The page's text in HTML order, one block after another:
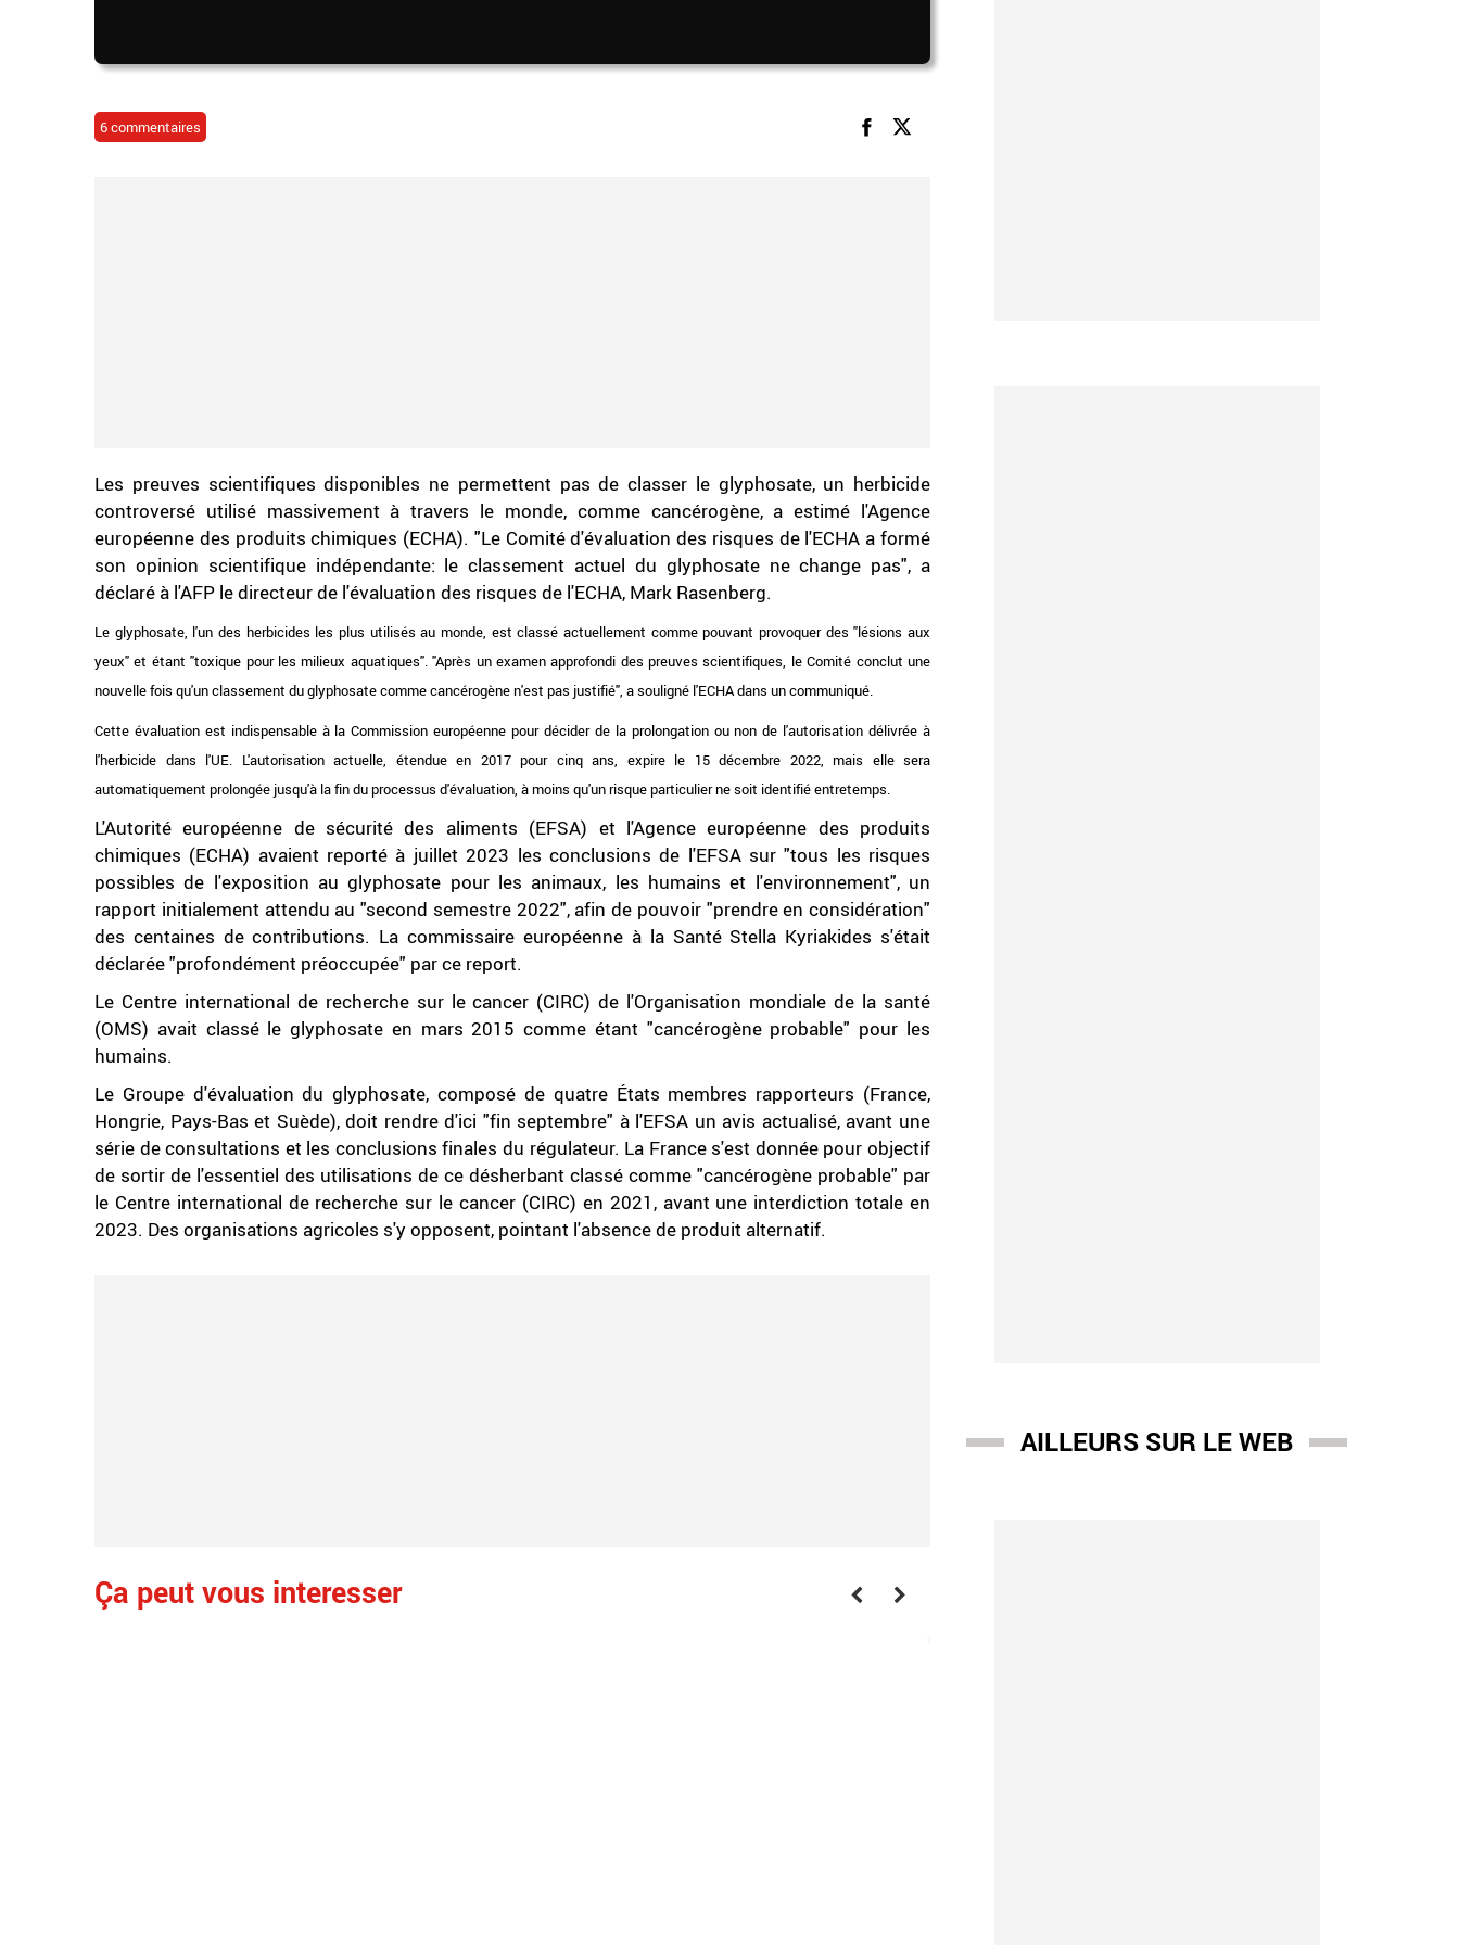
6 commentaires
Les preuves scientifiques disponibles ne permettent pas de classer le glyphosate, un herbicide
controversé utilisé massivement à travers le monde, comme cancérogène, a estimé l'Agence
européenne des produits chimiques (ECHA). "Le Comité d'évaluation des risques de l'ECHA a formé
son opinion scientifique indépendante: le classement actuel du glyphosate ne change pas", a
déclaré à l'AFP le directeur de l'évaluation des risques de l'ECHA, Mark Rasenberg.
Le glyphosate, l'un des herbicides les plus utilisés au monde, est classé actuellement comme pouvant provoquer des "lésions aux
yeux" et étant "toxique pour les milieux aquatiques". "Après un examen approfondi des preuves scientifiques, le Comité conclut une
nouvelle fois qu'un classement du glyphosate comme cancérogène n'est pas justifié", a souligné l'ECHA dans un communiqué.
Cette évaluation est indispensable à la Commission européenne pour décider de la prolongation ou non de l'autorisation délivrée à
l'herbicide dans l'UE. L'autorisation actuelle, étendue en 2017 pour cinq ans, expire le 15 décembre 2022, mais elle sera
automatiquement prolongée jusqu'à la fin du processus d'évaluation, à moins qu'un risque particulier ne soit identifié entretemps.
L'Autorité européenne de sécurité des aliments (EFSA) et l'Agence européenne des produits
chimiques (ECHA) avaient reporté à juillet 2023 les conclusions de l'EFSA sur "tous les risques
possibles de l'exposition au glyphosate pour les animaux, les humains et l'environnement", un
rapport initialement attendu au "second semestre 2022", afin de pouvoir "prendre en considération"
des centaines de contributions. La commissaire européenne à la Santé Stella Kyriakides s'était
déclarée "profondément préoccupée" par ce report.
Le Centre international de recherche sur le cancer (CIRC) de l'Organisation mondiale de la santé
(OMS) avait classé le glyphosate en mars 2015 comme étant "cancérogène probable" pour les
humains.
Le Groupe d'évaluation du glyphosate, composé de quatre États membres rapporteurs (France,
Hongrie, Pays-Bas et Suède), doit rendre d'ici "fin septembre" à l'EFSA un avis actualisé, avant une
série de consultations et les conclusions finales du régulateur. La France s'est donnée pour objectif
de sortir de l'essentiel des utilisations de ce désherbant classé comme "cancérogène probable" par
le Centre international de recherche sur le cancer (CIRC) en 2021, avant une interdiction totale en
2023. Des organisations agricoles s'y opposent, pointant l'absence de produit alternatif.
Ça peut vous interesser
AILLEURS SUR LE WEB